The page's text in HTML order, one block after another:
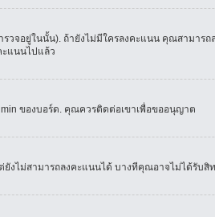
จอยู่ในนั้น). ถ้ายังไม่มีใครลงคะแนน คุณสามาร
ะแนนไปแล้ว
ของบอร์ด. คุณควรติดต่อเขาเพื่อขออนุญาต
งไม่สามารถลงคะแนนได้ บางทีคุณอาจไม่ได้รับสิ